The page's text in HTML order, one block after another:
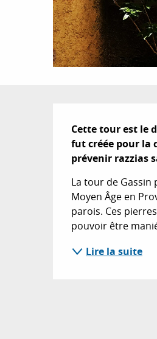
Cette tour est le
fut créée pour la
prévenir razzias
La tour de
Moyen Âge en
parois. Ces
pouvoir être
Lire la suite